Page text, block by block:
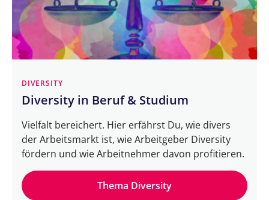
DIVERSITY
Diversity in Beruf & Studium
Vielfalt bereichert. Hier erfährst Du, wie divers
der Arbeitsmarkt ist, wie Arbeitgeber Diversity
fördern und wie Arbeitnehmer davon profitieren.
Thema Diversity